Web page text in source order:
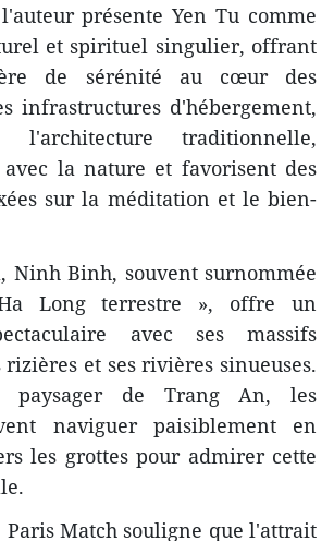
présente Yen Tu comme
et spirituel singulier, offrant
de sérénité au cœur des
infrastructures d'hébergement,
l'architecture traditionnelle,
avec la nature et favorisent des
sur la méditation et le bien-
Ninh Binh, souvent surnommée
Long terrestre », offre un
avec ses massifs
rizières et ses rivières sinueuses.
paysager de Trang An, les
naviguer paisiblement en
les grottes pour admirer cette
Paris Match souligne que l'attrait